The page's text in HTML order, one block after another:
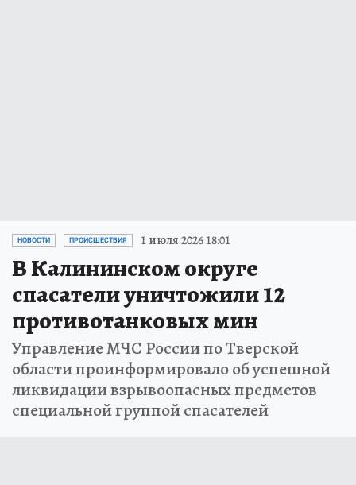
НОВОСТИ ПРОИСШЕСТВИЯ 1 июля 2026 18:01
В Калининском округе
спасатели уничтожили 12
противотанковых мин
Управление МЧС России по Тверской
области проинформировало об успешной
ликвидации взрывоопасных предметов
специальной группой спасателей